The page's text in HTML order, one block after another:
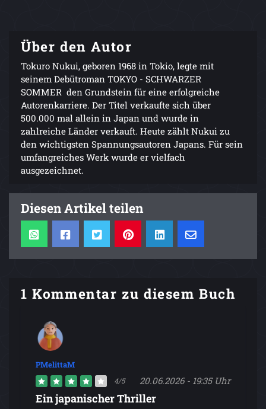
Über den Autor
Tokuro Nukui, geboren 1968 in Tokio, legte mit
seinem Debütroman TOKYO - SCHWARZER
SOMMER den Grundstein für eine erfolgreiche
Autorenkarriere. Der Titel verkaufte sich über
500.000 mal allein in Japan und wurde in
zahlreiche Länder verkauft. Heute zählt Nukui zu
den wichtigsten Spannungsautoren Japans. Für sein
umfangreiches Werk wurde er vielfach
ausgezeichnet.
Diesen Artikel teilen
1 Kommentar zu diesem Buch
PMelittaM
4/5 20.06.2026 - 19:35 Uhr
Ein japanischer Thriller